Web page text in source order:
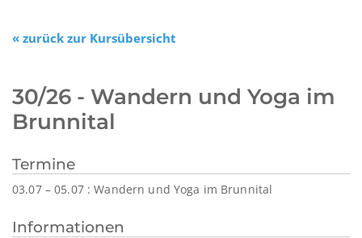
« zurück zur Kursübersicht
30/26 - Wandern und Yoga im
Brunnital
Termine
03.07 – 05.07 : Wandern und Yoga im Brunnital
Informationen